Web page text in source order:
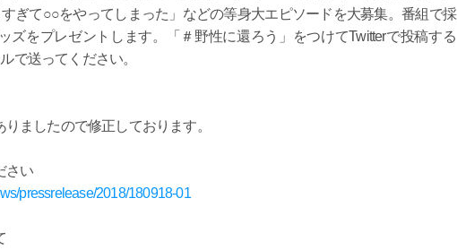
ぎて○○をやってしまった」などの等身大エピソードを大募集。番組で採
ズをプレゼントします。「＃野性に還ろう」をつけてTwitterで投稿する
で送ってください。
ましたので修正しております。
さい
pressrelease/2018/180918-01